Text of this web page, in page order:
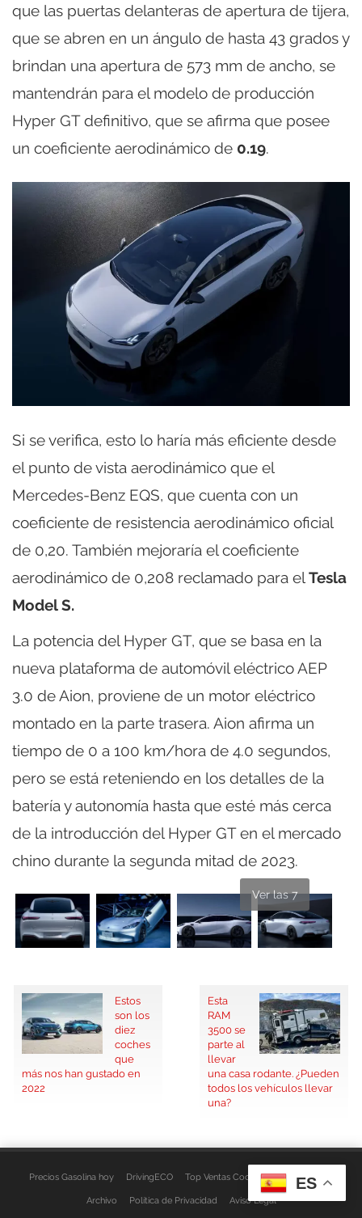
que las puertas delanteras de apertura de tijera,
que se abren en un ángulo de hasta 43 grados y
brindan una apertura de 573 mm de ancho, se
mantendrán para el modelo de producción
Hyper GT definitivo, que se afirma que posee
un coeficiente aerodinámico de 0.19.
Si se verifica, esto lo haría más eficiente desde
el punto de vista aerodinámico que el
Mercedes-Benz EQS, que cuenta con un
coeficiente de resistencia aerodinámico oficial
de 0,20. También mejoraría el coeficiente
aerodinámico de 0,208 reclamado para elTesla
Model S.
La potencia del Hyper GT, que se basa en la
nueva plataforma de automóvil eléctrico AEP
3.0 de Aion, proviene de un motor eléctrico
montado en la parte trasera. Aion afirma un
tiempo de 0 a 100 km/hora de 4.0 segundos,
pero se está reteniendo en los detalles de la
batería y autonomía hasta que esté más cerca
de la introducción del Hyper GT en el mercado
chino durante la segunda mitad de 2023.
Ver las 7
Estos
son los
diez
coches
que
más nos han gustado en
2022
Esta
RAM
3500 se
parte al
llevar
una casa rodante. ¿Pueden
todos los vehículos llevar
una?
Precios Gasolina hoy DrivingECO Top Ventas Coches EspacioFurgo
Archivo Política de Privacidad Aviso Legal
ES